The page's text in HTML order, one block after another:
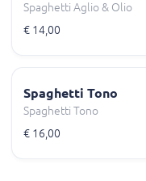
Spaghetti Aglio & Olio
€ 14,00
Spaghetti Tono
Spaghetti Tono
€ 16,00